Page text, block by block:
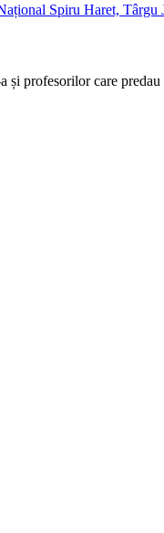
Spiru Haret, Târgu
a și profesorilor care